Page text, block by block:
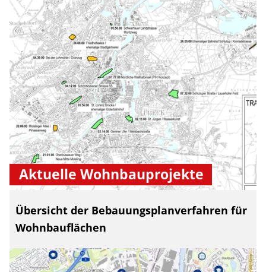
Aktuelle Wohnbauprojekte
Übersicht der Bebauungsplanverfahren für
Wohnbauflächen